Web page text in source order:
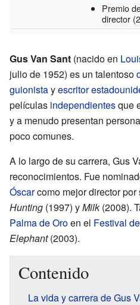
Premio
director
Gus Van Sant (nacido en
julio de 1952) es un talentoso
guionistayescritor
películas independientesque
y a menudo presentan
poco comunes.
A lo largo de su carrera, Gus
reconocimientos. Fue
Óscarcomo mejor director por
Hunting (1997) yMilk(2008).
Palma de Oroen el Festival
Elephant(2003).
Contenido
La vida y carrera de Gus